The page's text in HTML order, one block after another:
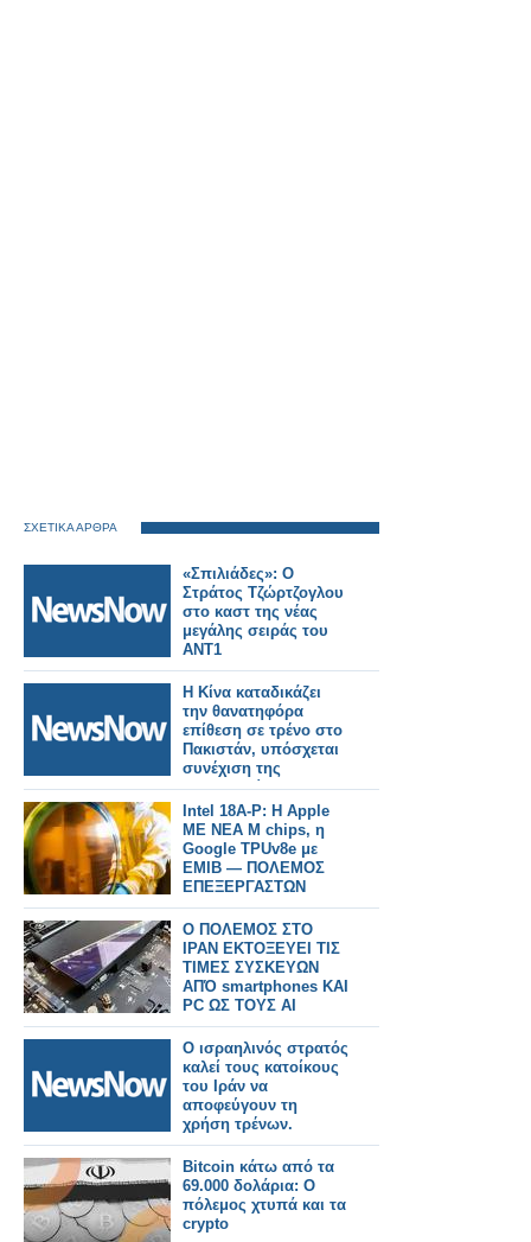
ΣΧΕΤΙΚΑ ΑΡΘΡΑ
«Σπιλιάδες»: Ο
Στράτος Τζώρτζογλου
στο καστ της νέας
μεγάλης σειράς του
ΑΝΤ1
Η Κίνα καταδικάζει
την θανατηφόρα
επίθεση σε τρένο στο
Πακιστάν, υπόσχεται
συνέχιση της
συνεργασίας της στην
καταπολέμηση της
τρομοκρατίας.
Intel 18A-P: Η Apple
ΜΕ ΝΕΑ M chips, η
Google TPUv8e με
EMIB — ΠΟΛΕΜΟΣ
ΕΠΕΞΕΡΓΑΣΤΩΝ
ΣΤΗΝ ΑΓΟΡΑ
Ο ΠΟΛΕΜΟΣ ΣΤΟ
ΙΡΑΝ ΕΚΤΟΞΕΥΕΙ ΤΙΣ
ΤΙΜΕΣ ΣΥΣΚΕΥΩΝ
ΑΠΌ smartphones ΚΑΙ
PC ΩΣ ΤΟΥΣ AI
servers
Ο ισραηλινός στρατός
καλεί τους κατοίκους
του Ιράν να
αποφεύγουν τη
χρήση τρένων.
Bitcoin κάτω από τα
69.000 δολάρια: Ο
πόλεμος χτυπά και τα
crypto